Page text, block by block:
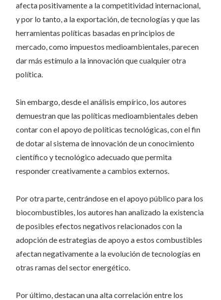
afecta positivamente a la competitividad internacional,
y por lo tanto, a la exportación, de tecnologías y que las
herramientas políticas basadas en principios de
mercado, como impuestos medioambientales, parecen
dar más estímulo a la innovación que cualquier otra
política.
Sin embargo, desde el análisis empírico, los autores
demuestran que las políticas medioambientales deben
contar con el apoyo de políticas tecnológicas, con el fin
de dotar al sistema de innovación de un conocimiento
científico y tecnológico adecuado que permita
responder creativamente a cambios externos.
Por otra parte, centrándose en el apoyo público para los
biocombustibles, los autores han analizado la existencia
de posibles efectos negativos relacionados con la
adopción de estrategias de apoyo a estos combustibles
afectan negativamente a la evolución de tecnologías en
otras ramas del sector energético.
Por último, destacan una alta correlación entre los